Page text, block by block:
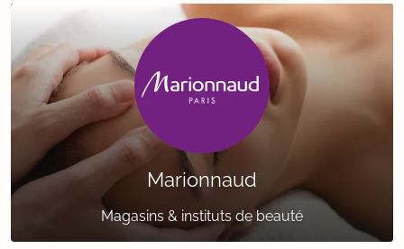
Marionnaud
Magasins & instituts de beauté